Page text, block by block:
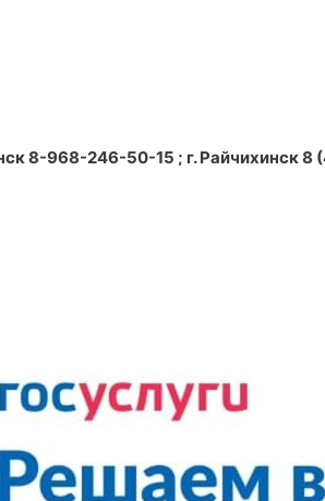
8-968-246-50-15 ; г. Райчихинск 8